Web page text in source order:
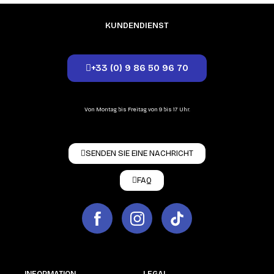
KUNDENDIENST
+33 (0) 9 86 50 96 70
Von Montag bis Freitag von 9 bis 17 Uhr.
SENDEN SIE EINE NACHRICHT
FAQ